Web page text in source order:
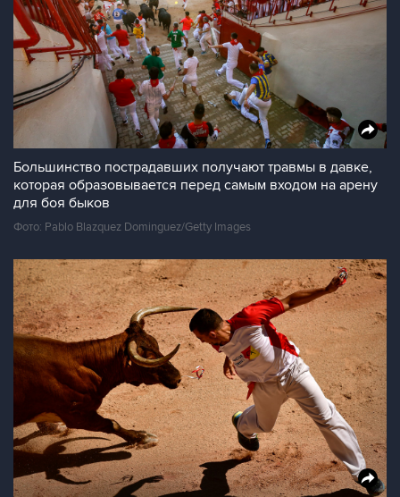
Большинство пострадавших получают травмы в давке,
которая образовывается перед самым входом на арену
для боя быков
Фото: Pablo Blazquez Dominguez/Getty Images